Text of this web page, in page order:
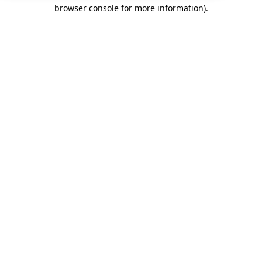
browser console for more information).